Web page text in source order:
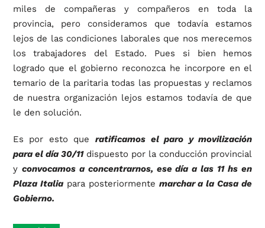
miles de compañeras y compañeros en toda la
provincia, pero consideramos que todavía estamos
lejos de las condiciones laborales que nos merecemos
los trabajadores del Estado. Pues si bien hemos
logrado que el gobierno reconozca he incorpore en el
temario de la paritaria todas las propuestas y reclamos
de nuestra organización lejos estamos todavía de que
le den solución.
Es por esto que ratificamos el paro y movilización
para el día 30/11dispuesto por la conducción provincial
y convocamos a concentrarnos, ese día a las 11 hs en
Plaza Italiapara posteriormente marchar a la Casa de
Gobierno.